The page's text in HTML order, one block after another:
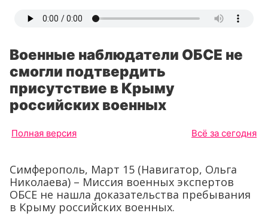
Военные наблюдатели ОБСЕ не
смогли подтвердить
присутствие в Крыму
российских военных
Полная версия Всё за сегодня
Симферополь, Март 15 (Навигатор, Ольга
Николаева) – Миссия военных экспертов
ОБСЕ не нашла доказательства пребывания
в Крыму российских военных.